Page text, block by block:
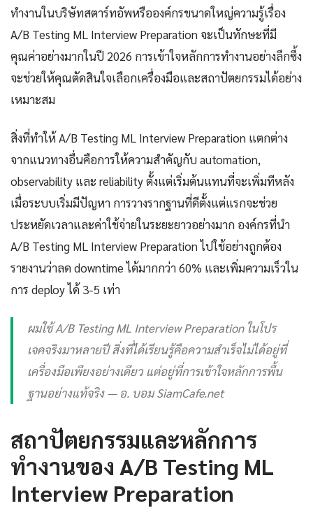
ทำงานในบริษัทสตาร์ทอัพหรือองค์กรขนาดใหญ่ความรู้เรื่อง
A/B Testing ML Interview Preparation จะเป็นทักษะที่มี
คุณค่าอย่างมากในปี 2026 การเข้าใจหลักการทำงานอย่างลึกซึ้ง
จะช่วยให้คุณตัดสินใจเลือกเครื่องมือและสถาปัตยกรรมได้อย่าง
เหมาะสม
สิ่งที่ทำให้ A/B Testing ML Interview Preparation แตกต่าง
จากแนวทางอื่นคือการให้ความสำคัญกับ automation,
observability และ reliability ตั้งแต่เริ่มต้นแทนที่จะเพิ่มทีหลัง
เมื่อระบบเริ่มมีปัญหา การวางรากฐานที่ดีตั้งแต่แรกจะช่วย
ประหยัดเวลาและค่าใช้จ่ายในระยะยาวอย่างมาก องค์กรที่นำ
A/B Testing ML Interview Preparation ไปใช้อย่างถูกต้อง
รายงานว่าลด downtime ได้มากกว่า 60% และเพิ่มความเร็วใน
การ deploy ได้ 3-5 เท่า
ผมใช้ A/B Testing ML Interview Preparation ในโปร
เจคจริงมาหลายปี สิ่งที่ได้เรียนรู้คือความสำเร็จไม่ได้อยู่ที่
เครื่องมือเพียงอย่างเดียว แต่อยู่ที่การเข้าใจหลักการพื้น
ฐานอย่างแท้จริง — อ. บอม SiamCafe.net
สถาปัตยกรรมและหลักการ
ทำงานของ A/B Testing ML
Interview Preparation